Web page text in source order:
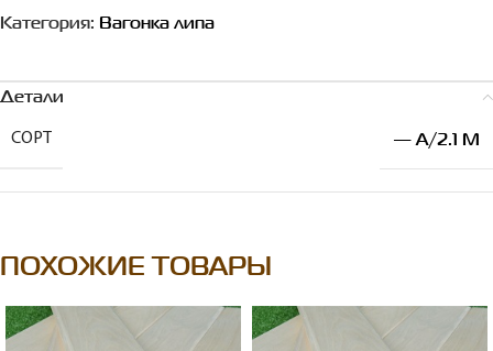
Категория: Вагонка липа
Детали
СОРТ — A/2.1 M
ПОХОЖИЕ ТОВАРЫ